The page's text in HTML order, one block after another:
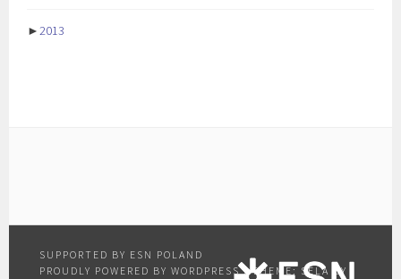
►2013
PROUDLY POWERED BY WORDPRESS |THEME: SELA BY